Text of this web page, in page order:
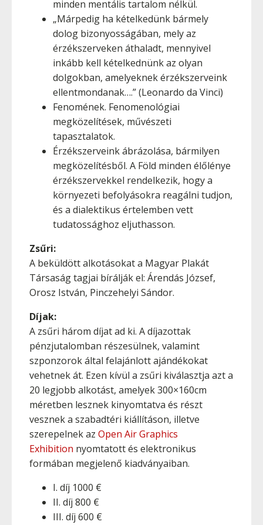
minden mentális tartalom nélkül.
„Márpedig ha kételkedünk bármely
dolog bizonyosságában, mely az
érzékszerveken áthaladt, mennyivel
inkább kell kételkednünk az olyan
dolgokban, amelyeknek érzékszerveink
ellentmondanak….” (Leonardo da Vinci)
Fenomének. Fenomenológiai
megközelítések, művészeti
tapasztalatok.
Érzékszerveink ábrázolása, bármilyen
megközelítésből. A Föld minden élőlénye
érzékszervekkel rendelkezik, hogy a
környezeti befolyásokra reagálni tudjon,
és a dialektikus értelemben vett
tudatossághoz eljuthasson.
Zsűri:
A beküldött alkotásokat a Magyar Plakát
Társaság tagjai bírálják el: Árendás József,
Orosz István, Pinczehelyi Sándor.
Díjak:
A zsűri három díjat ad ki. A díjazottak
pénzjutalomban részesülnek, valamint
szponzorok által felajánlott ajándékokat
vehetnek át. Ezen kívül a zsűri kiválasztja azt a
20 legjobb alkotást, amelyek 300×160cm
méretben lesznek kinyomtatva és részt
vesznek a szabadtéri kiállításon, illetve
szerepelnek az Open Air Graphics
Exhibition nyomtatott és elektronikus
formában megjelenő kiadványaiban.
I. díj 1000 €
II. díj 800 €
III. díj 600 €